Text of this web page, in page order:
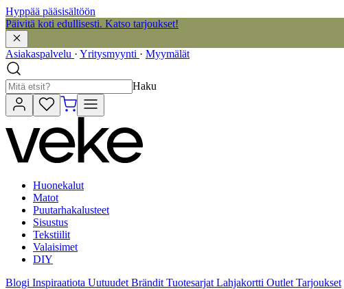
Hyppää pääsisältöön
Päivitä koti edullisesti. Katso tarjoukset!
Asiakaspalvelu · Yritysmyynti · Myymälät
Haku
Huonekalut
Matot
Puutarhakalusteet
Sisustus
Tekstiilit
Valaisimet
DIY
Blogi Inspiraatiota Uutuudet Brändit Tuotesarjat Lahjakortti Outlet Tarjoukset